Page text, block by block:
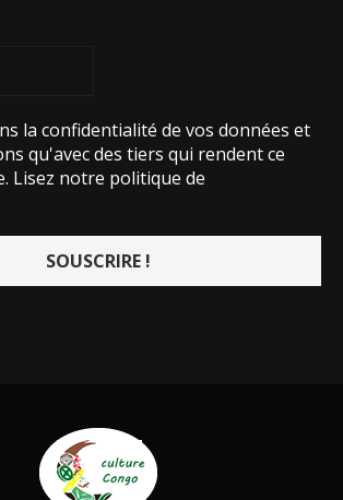
la confidentialité de vos données et
qu'avec des tiers qui rendent ce
Lisez notre politique de